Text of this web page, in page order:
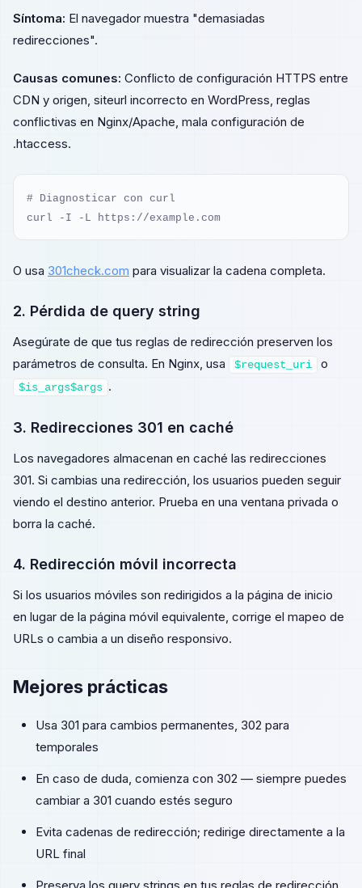
Síntoma: El navegador muestra "demasiadas
redirecciones".
Causas comunes: Conflicto de configuración HTTPS entre
CDN y origen, siteurl incorrecto en WordPress, reglas
conflictivas en Nginx/Apache, mala configuración de
.htaccess.
# Diagnosticar con curl
curl -I -L https://example.com
O usa 301check.com para visualizar la cadena completa.
2. Pérdida de query string
Asegúrate de que tus reglas de redirección preserven los
parámetros de consulta. En Nginx, usa
$request_uri o
$is_args$args .
3. Redirecciones 301 en caché
Los navegadores almacenan en caché las redirecciones
301. Si cambias una redirección, los usuarios pueden seguir
viendo el destino anterior. Prueba en una ventana privada o
borra la caché.
4. Redirección móvil incorrecta
Si los usuarios móviles son redirigidos a la página de inicio
en lugar de la página móvil equivalente, corrige el mapeo de
URLs o cambia a un diseño responsivo.
Mejores prácticas
Usa 301 para cambios permanentes, 302 para
temporales
En caso de duda, comienza con 302 — siempre puedes
cambiar a 301 cuando estés seguro
Evita cadenas de redirección; redirige directamente a la
URL final